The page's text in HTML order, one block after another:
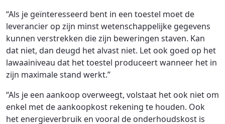
“Als je geïnteresseerd bent in een toestel moet de
leverancier op zijn minst wetenschappelijke gegevens
kunnen verstrekken die zijn beweringen staven. Kan
dat niet, dan deugd het alvast niet. Let ook goed op het
lawaainiveau dat het toestel produceert wanneer het in
zijn maximale stand werkt.”
“Als je een aankoop overweegt, volstaat het ook niet om
enkel met de aankoopkost rekening te houden. Ook
het energieverbruik en vooral de onderhoudskost is